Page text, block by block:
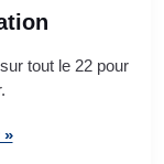
tout le 22 pour
»